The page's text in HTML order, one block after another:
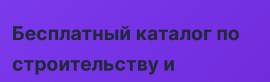
Бесплатный каталог по
строительству и